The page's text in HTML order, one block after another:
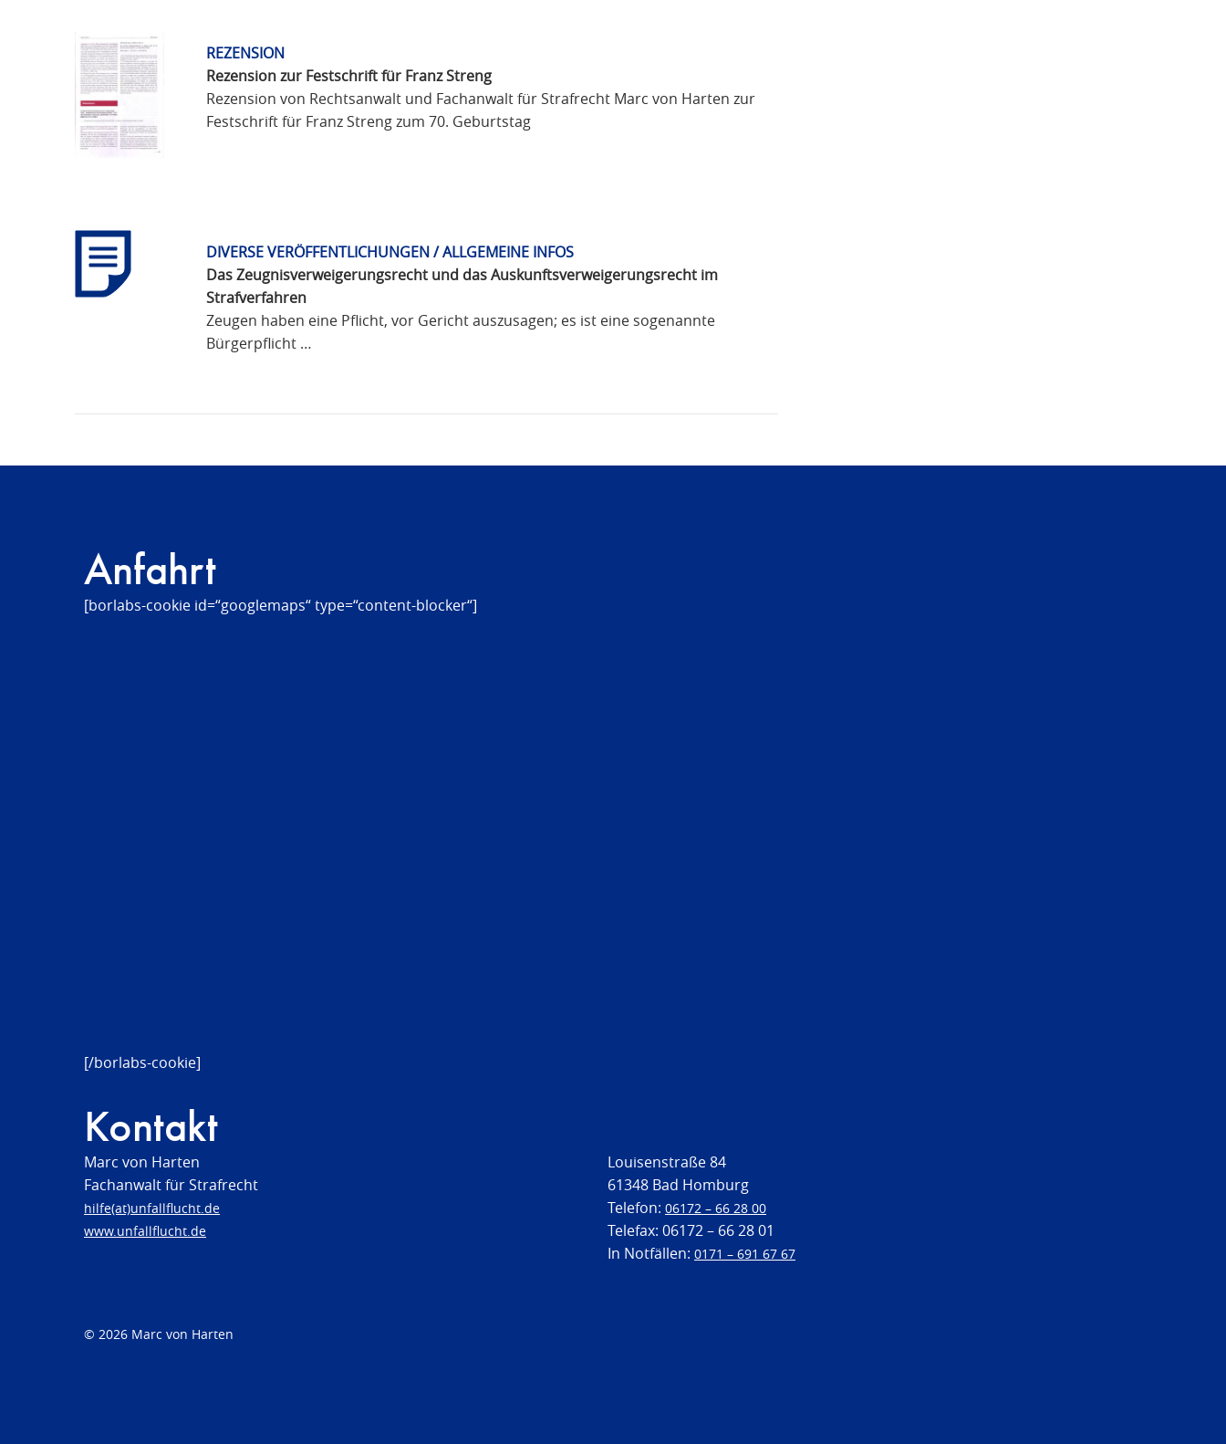
REZENSION
Rezension zur Festschrift für Franz Streng
Rezension von Rechtsanwalt und Fachanwalt für Strafrecht Marc von Harten zur
Festschrift für Franz Streng zum 70. Geburtstag
DIVERSE VERÖFFENTLICHUNGEN / ALLGEMEINE INFOS
Das Zeugnisverweigerungsrecht und das Auskunftsverweigerungsrecht im
Strafverfahren
Zeugen haben eine Pflicht, vor Gericht auszusagen; es ist eine sogenannte
Bürgerpflicht …
Anfahrt
[borlabs-cookie id=“googlemaps“ type=“content-blocker“]
[/borlabs-cookie]
Kontakt
Marc von Harten
Fachanwalt für Strafrecht
hilfe(at)unfallflucht.de
www.unfallflucht.de
Louisenstraße 84
61348 Bad Homburg
Telefon: 06172 – 66 28 00
Telefax: 06172 – 66 28 01
In Notfällen: 0171 – 691 67 67
© 2026 Marc von Harten